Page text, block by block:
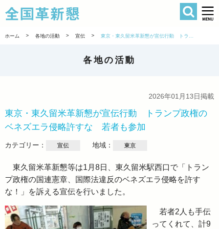
全国革新懇
検索
ホーム > 各地の活動 > 宣伝 >
各地の活動
2026年01月13日掲載
東京・東久留米革新懇が宣伝行動 トランプ政権の
ベネズエラ侵略許すな 若者も参加
カテゴリー： 宣伝 地域： 東京
東久留米革新懇等は1月8日、東久留米駅西口で「トラン
プ政権の国連憲章、国際法違反のベネズエラ侵略を許す
な！」を訴える宣伝を行いました。
若者2人も手伝
ってくれて、計9